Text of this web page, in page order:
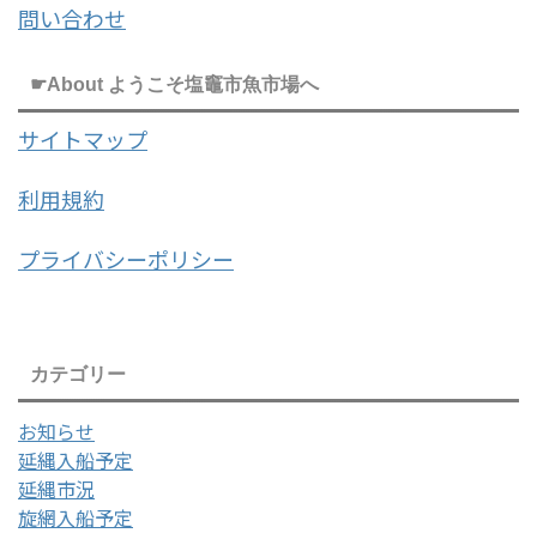
問い合わせ
☛About ようこそ塩竈市魚市場へ
サイトマップ
利用規約
プライバシーポリシー
カテゴリー
お知らせ
延縄入船予定
延縄市況
旋網入船予定